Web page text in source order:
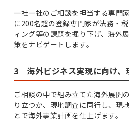
一社一社のご相談を担当する専門
に200名超の登録専門家が法務・
ィング等の課題を掘り下げ、海外
策をナビゲートします。
3 海外ビジネス実現に向け、
ご相談の中で組み立てた海外展開
り立つか、現地調査に同行し、現
とで海外事業計画を仕上げます。